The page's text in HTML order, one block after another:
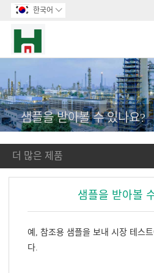
한국어 
샘플을 받아볼 수 있나요?
더 많은 제품
샘플을 받아볼
예, 참조용 샘플을 보내 시장 테스
다.